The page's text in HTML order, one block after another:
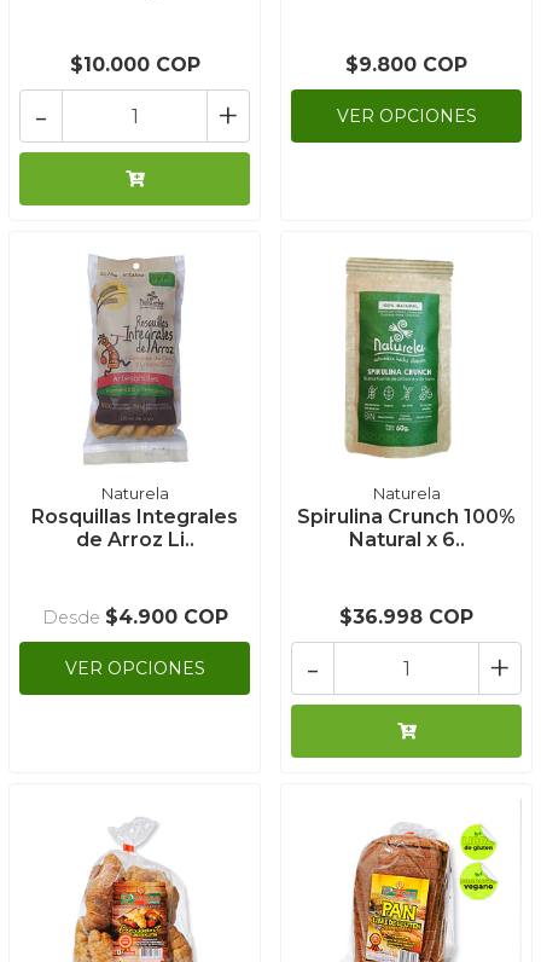
$10.000 COP
+
-
$9.800 COP
VER OPCIONES
Naturela
Rosquillas Integrales
de Arroz Li..
Desde $4.900 COP
VER OPCIONES
Naturela
Spirulina Crunch 100%
Natural x 6..
$36.998 COP
+
-